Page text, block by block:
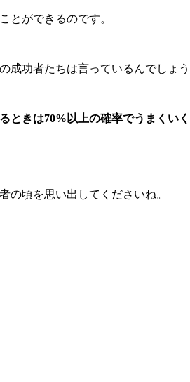
とができるのです。
成功者たちは言っているんでしょ
ときは70%以上の確率でうまくい
の頃を思い出してくださいね。